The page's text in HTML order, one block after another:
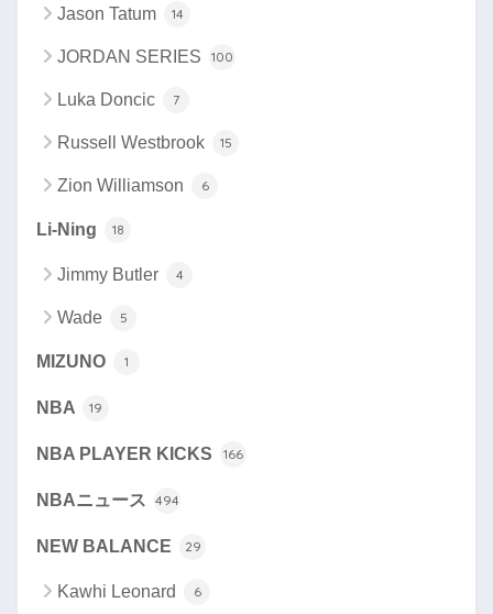
Jason Tatum 14
JORDAN SERIES 100
Luka Doncic 7
Russell Westbrook 15
Zion Williamson 6
Li-Ning 18
Jimmy Butler 4
Wade 5
MIZUNO 1
NBA 19
NBA PLAYER KICKS 166
NBAニュース 494
NEW BALANCE 29
Kawhi Leonard 6